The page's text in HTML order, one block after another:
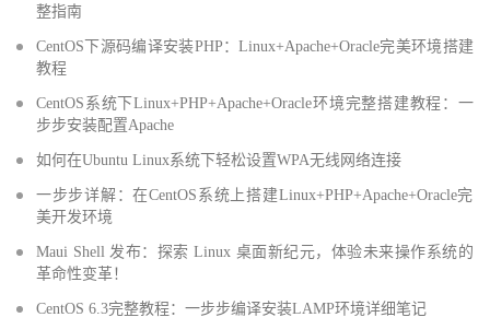
整指南
CentOS下源码编译安装PHP：Linux+Apache+Oracle完美环境搭建
教程
CentOS系统下Linux+PHP+Apache+Oracle环境完整搭建教程：一
步步安装配置Apache
如何在Ubuntu Linux系统下轻松设置WPA无线网络连接
一步步详解：在CentOS系统上搭建Linux+PHP+Apache+Oracle完
美开发环境
Maui Shell 发布：探索 Linux 桌面新纪元，体验未来操作系统的
革命性变革！
CentOS 6.3完整教程：一步步编译安装LAMP环境详细笔记